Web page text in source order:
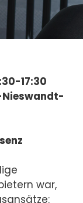
17:30
Nieswandt-
war,